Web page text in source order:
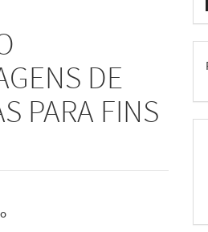
DE
PARA FINS